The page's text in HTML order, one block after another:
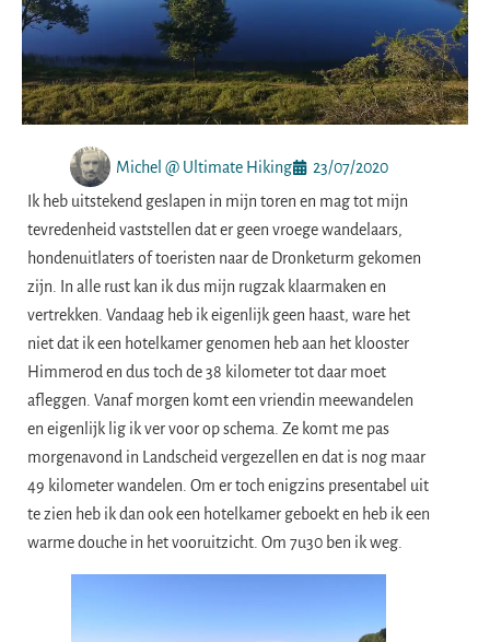
Michel @ Ultimate Hiking
23/07/2020
Ik heb uitstekend geslapen in mijn toren en mag tot mijn
tevredenheid vaststellen dat er geen vroege wandelaars,
hondenuitlaters of toeristen naar de Dronketurm gekomen
zijn. In alle rust kan ik dus mijn rugzak klaarmaken en
vertrekken. Vandaag heb ik eigenlijk geen haast, ware het
niet dat ik een hotelkamer genomen heb aan het klooster
Himmerod en dus toch de 38 kilometer tot daar moet
afleggen. Vanaf morgen komt een vriendin meewandelen
en eigenlijk lig ik ver voor op schema. Ze komt me pas
morgenavond in Landscheid vergezellen en dat is nog maar
49 kilometer wandelen. Om er toch enigzins presentabel uit
te zien heb ik dan ook een hotelkamer geboekt en heb ik een
warme douche in het vooruitzicht. Om 7u30 ben ik weg.